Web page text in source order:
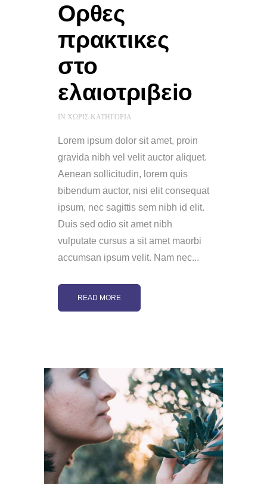
Ορθες
πρακτικες
στο
ελαιοτριβεiο
IN ΧΩΡΊΣ ΚΑΤΗΓΟΡΊΑ
Lorem ipsum dolor sit amet, proin
gravida nibh vel velit auctor aliquet.
Aenean sollicitudin, lorem quis
bibendum auctor, nisi elit consequat
ipsum, nec sagittis sem nibh id elit.
Duis sed odio sit amet nibh
vulputate cursus a sit amet maorbi
accumsan ipsum velit. Nam nec...
READ MORE